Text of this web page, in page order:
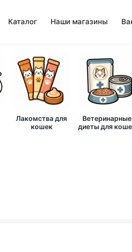
Каталог Наши магазины
Лакомства для
кошек
Ветеринарные
диеты для